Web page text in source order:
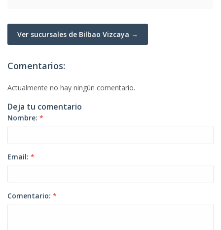
Ver sucursales de Bilbao Vizcaya →
Comentarios:
Actualmente no hay ningún comentario.
Deja tu comentario
Nombre: *
Email: *
Comentario: *